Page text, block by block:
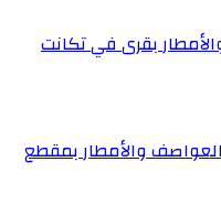
والأمطار بقرى في تكانت
والأمطار بمقطع